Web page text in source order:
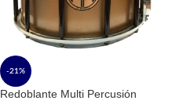
-21%
Redoblante Multi Percusión